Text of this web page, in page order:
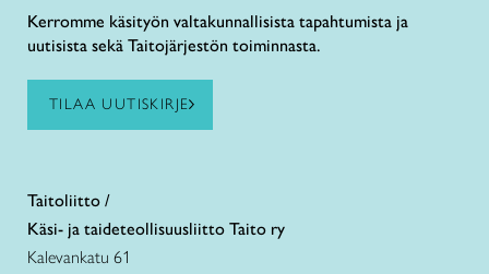
Kerromme käsityön valtakunnallisista tapahtumista ja
uutisista sekä Taitojärjestön toiminnasta.
TILAA UUTISKIRJE
Taitoliitto /
Käsi- ja taideteollisuusliitto Taito ry
Kalevankatu 61